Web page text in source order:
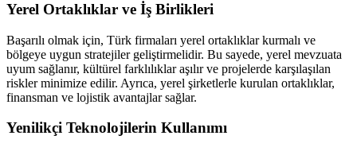
Yerel Ortaklıklar ve İş Birlikleri
Başarılı olmak için, Türk firmaları yerel ortaklıklar kurmalı ve
bölgeye uygun stratejiler geliştirmelidir. Bu sayede, yerel mevzuata
uyum sağlanır, kültürel farklılıklar aşılır ve projelerde karşılaşılan
riskler minimize edilir. Ayrıca, yerel şirketlerle kurulan ortaklıklar,
finansman ve lojistik avantajlar sağlar.
Yenilikçi Teknolojilerin Kullanımı